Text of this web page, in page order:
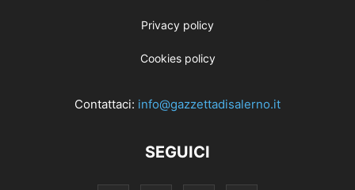
Privacy policy
Cookies policy
Contattaci: info@gazzettadisalerno.it
SEGUICI